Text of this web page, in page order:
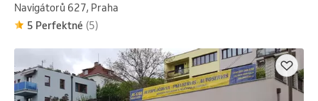
Navigátorů 627, Praha
5 Perfektné (5)